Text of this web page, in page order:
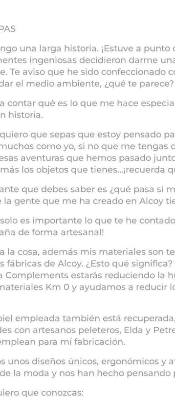
una larga historia. ¡Estuve a
ingeniosas decidieron darme
Te aviso que he sido confeccionado
el medio ambiente, ¿qué te parece?
contar qué es lo que me hace
historia.
que sepas que estoy pensado
como yo, si no que me
aventuras que hemos pasado
los objetos que tienes…¡recuerda
que debes saber es ¿qué pasa si
la gente que me ha creado en Alcoy
es importante lo que te he
de forma artesanal!
la cosa, además mis materiales son
fábricas de Alcoy. ¿Esto qué
Complements estarás reduciendo la
Km 0 y ayudamos a reducir
empleada también está
con artesanos peleteros, Elda y
para mí fabricación.
unos diseños únicos, ergonómicos y
la moda y nos han hecho
que conozcas: